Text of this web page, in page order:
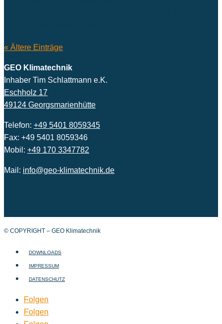
« Ältere Einträge
GEO Klimatechnik
Inhaber Tim Schlattmann e.K.
Eschholz 17
49124 Georgsmarienhütte
Telefon: +49 5401 8059345
Fax: +49 5401 8059346
Mobil: +49 170 3347782
Mail: info@geo-klimatechnik.de
© COPYRIGHT – GEO Klimatechnik
DOWNLOADS
IMPRESSUM
DATENSCHUTZ
Folgen
Folgen